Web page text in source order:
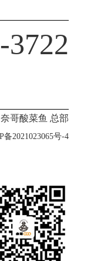
3722
哥酸菜鱼 总部
备2021023065号-4